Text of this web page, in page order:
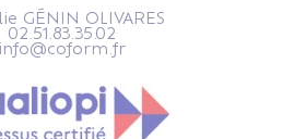
GÉNIN OLIVARES
02.51.83.35.02
info@coform.fr